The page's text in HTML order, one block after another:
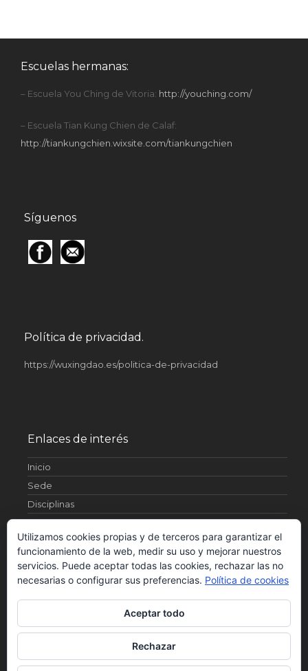
Escuelas hermanas:
– Escuela You Ching de Vitoria: http://youching.com/
– Escuela Tian Kung Chien de Calaf:
http://tiankungchien.wixsite.com/tiankungchien
Síguenos
Política de privacidad.
https://wuxingdao.es/politica-de-privacidad
Enlaces de interés
Inicio
Sede
Disciplinas
Artículos
¿Quienes somos?
Fotos
Contacto
Utilizamos cookies propias y de terceros para garantizar el
funcionamiento de la web, medir su uso y mejorar nuestros
servicios. Puede aceptar todas las cookies, rechazar las no
necesarias o configurar sus preferencias. Política de cookies
Aceptar todo
Rechazar